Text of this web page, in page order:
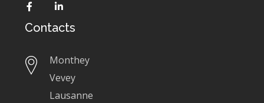
Contacts
Monthey
Vevey
Lausanne